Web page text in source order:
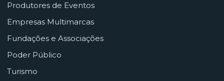
Produtores de Eventos
Empresas Multimarcas
Fundações e Associações
Poder Público
Turismo